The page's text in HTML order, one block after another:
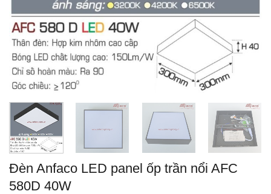
Đèn Anfaco LED panel ốp trần nổi AFC
580D 40W